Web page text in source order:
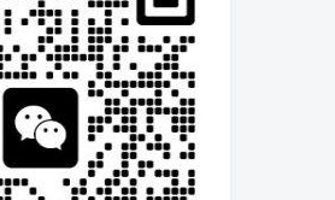
8
运营几年的熊猫平台任务
点赞关注播放收藏任务自动
化项目 单号5-10+收益 可批
量
11天前 753
9 苏宁自动化采集，电脑挂
机项目复活，稳定50+ 可批
量
14天前 905